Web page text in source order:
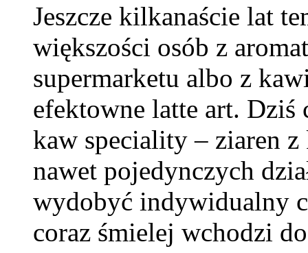
Jeszcze kilkanaście lat
większości osób z
supermarketu albo z
efektowne latte art.
kaw speciality – ziaren
nawet pojedynczych
wydobyć indywidualny
coraz śmielej wchodzi